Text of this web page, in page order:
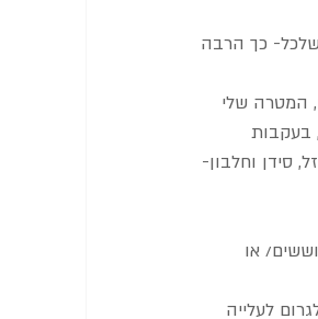
מאוד שלכל- כך הרבה
המטרה שלי
בעקבות
סידן וחלבון-
או
לעלייה